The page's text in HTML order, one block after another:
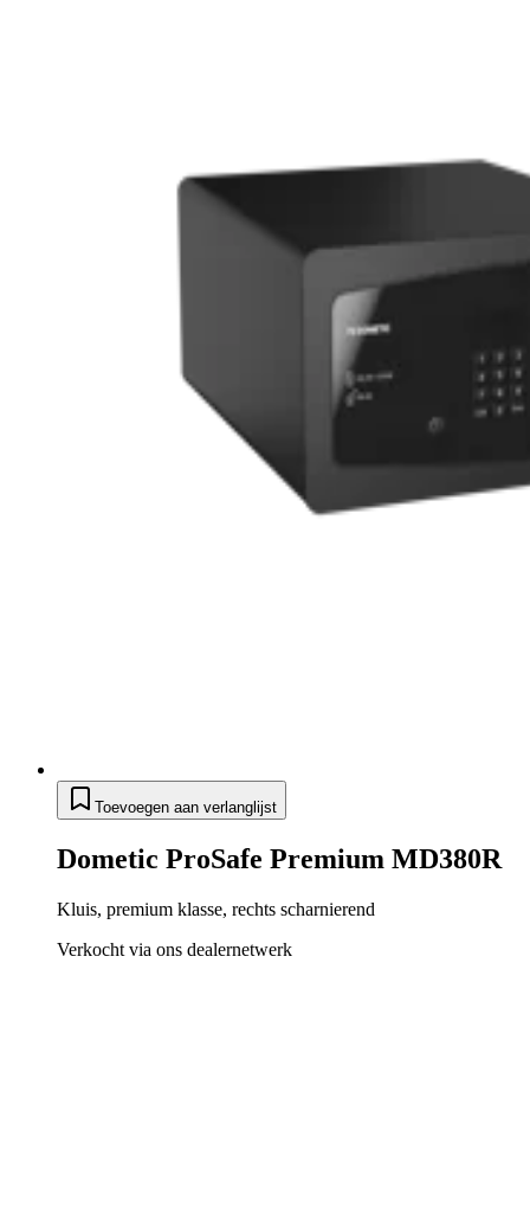
Toevoegen aan verlanglijst
Dometic ProSafe Premium MD380R
Kluis, premium klasse, rechts scharnierend
Verkocht via ons dealernetwerk